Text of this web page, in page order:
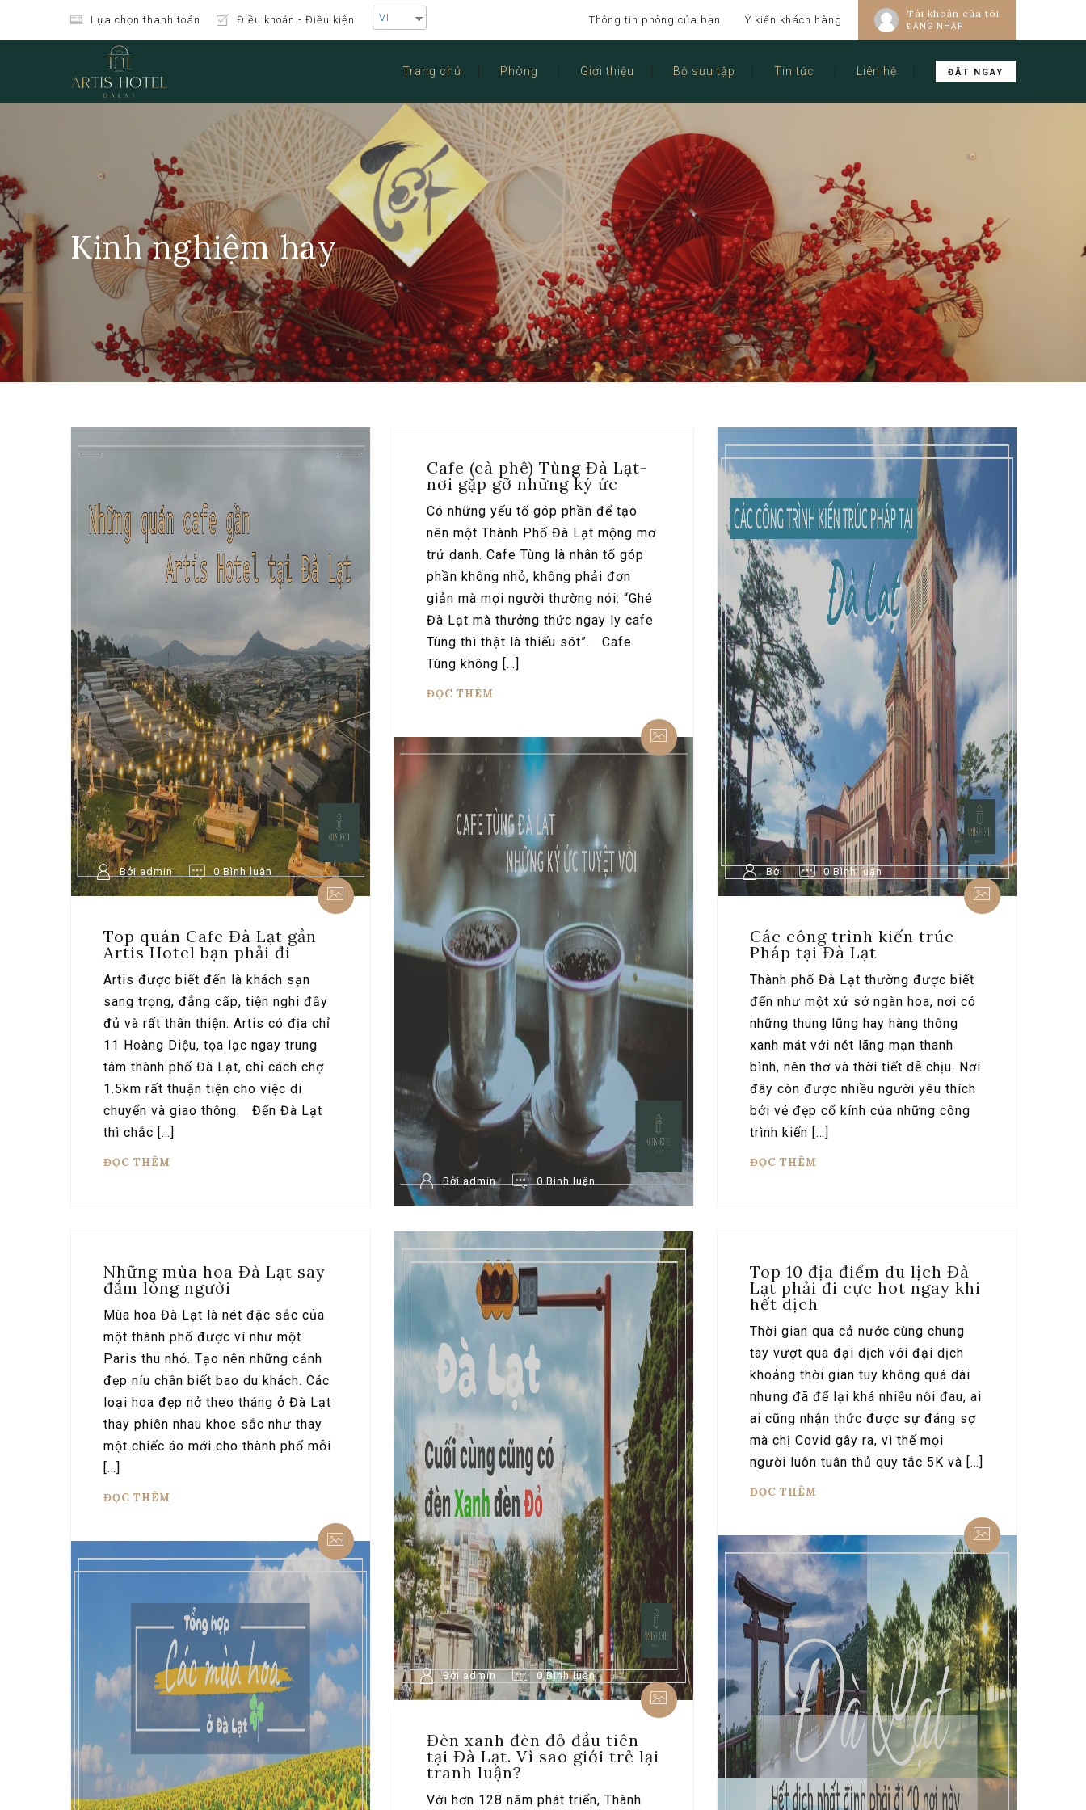
Lựa chọn thanh toán Điều khoản - Điều kiện VI Tài khoản của tôi
ĐĂNG NHẬP
Ý kiến khách hàng
Thông tin phòng của bạn
Trang chủ Phòng Giới thiệu Bộ sưu tập Tin tức Liên hệ ĐẶT NGAY
Kinh nghiệm hay
Bởi admin 0 Bình luận
Top quán Cafe Đà Lạt gần
Artis Hotel bạn phải đi
Artis được biết đến là khách sạn
sang trọng, đẳng cấp, tiện nghi đầy
đủ và rất thân thiện. Artis có địa chỉ
11 Hoàng Diệu, tọa lạc ngay trung
tâm thành phố Đà Lạt, chỉ cách chợ
1.5km rất thuận tiện cho việc di
chuyển và giao thông. Đến Đà Lạt
thì chắc […]
ĐỌC THÊM
Cafe (cà phê) Tùng Đà Lạt-
nơi gặp gỡ những ký ức
Có những yếu tố góp phần để tạo
nên một Thành Phố Đà Lạt mộng mơ
trứ danh. Cafe Tùng là nhân tố góp
phần không nhỏ, không phải đơn
giản mà mọi người thường nói: “Ghé
Đà Lạt mà thưởng thức ngay ly cafe
Tùng thì thật là thiếu sót”. Cafe
Tùng không […]
ĐỌC THÊM
Bởi admin 0 Bình luận
Bởi 0 Bình luận
Các công trình kiến trúc
Pháp tại Đà Lạt
Thành phố Đà Lạt thường được biết
đến như một xứ sở ngàn hoa, nơi có
những thung lũng hay hàng thông
xanh mát với nét lãng mạn thanh
bình, nên thơ và thời tiết dễ chịu. Nơi
đây còn được nhiều người yêu thích
bởi vẻ đẹp cổ kính của những công
trình kiến […]
ĐỌC THÊM
Những mùa hoa Đà Lạt say
đắm lòng người
Mùa hoa Đà Lạt là nét đặc sắc của
một thành phố được ví như một
Paris thu nhỏ. Tạo nên những cảnh
đẹp níu chân biết bao du khách. Các
loại hoa đẹp nở theo tháng ở Đà Lạt
thay phiên nhau khoe sắc như thay
một chiếc áo mới cho thành phố mỗi
[…]
ĐỌC THÊM
Bởi admin 0 Bình luận
Đèn xanh đèn đỏ đầu tiên
tại Đà Lạt. Vì sao giới trẻ lại
tranh luận?
Với hơn 128 năm phát triển, Thành
Top 10 địa điểm du lịch Đà
Lạt phải đi cực hot ngay khi
hết dịch
Thời gian qua cả nước cùng chung
tay vượt qua đại dịch với đại dịch
khoảng thời gian tuy không quá dài
nhưng đã để lại khá nhiều nỗi đau, ai
ai cũng nhận thức được sự đáng sợ
mà chị Covid gây ra, vì thế mọi
người luôn tuân thủ quy tắc 5K và […]
ĐỌC THÊM